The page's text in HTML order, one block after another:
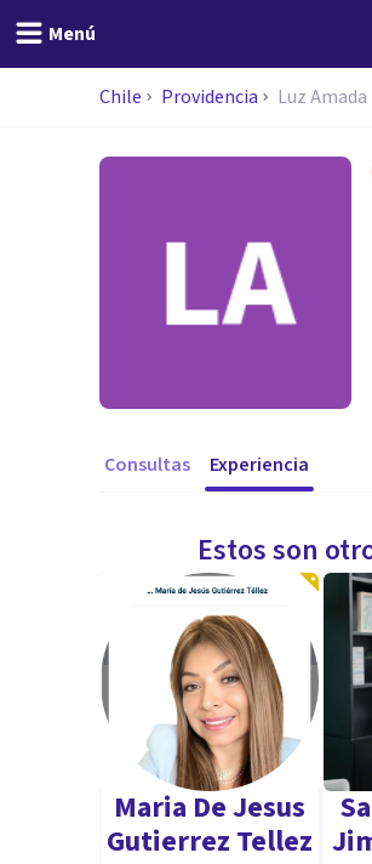
Menú
Chile Providencia Luz
Consultas Experiencia
Estos son
Maria De Jesus
Gutierrez Tellez